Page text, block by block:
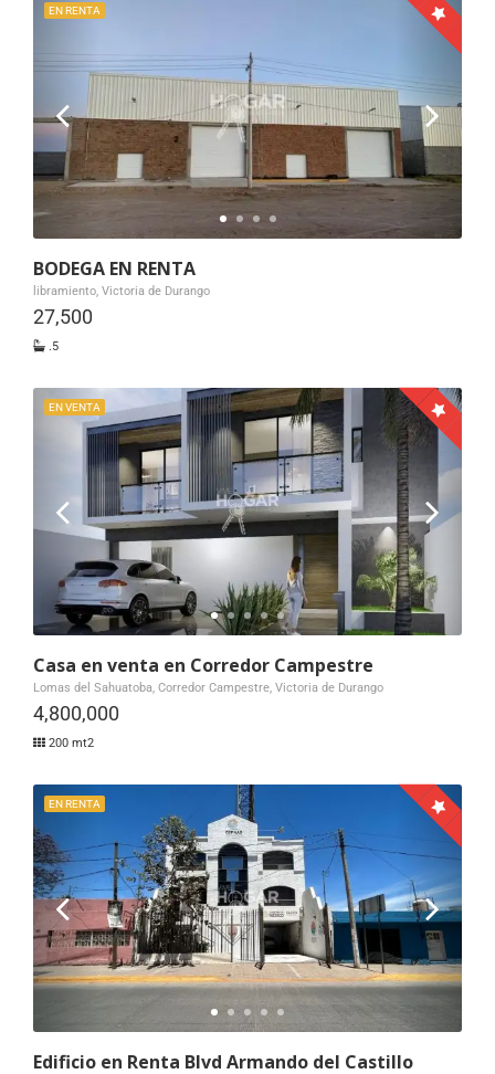
EN RENTA
BODEGA EN RENTA
libramiento, Victoria de Durango
27,500
.5
EN VENTA
Casa en venta en Corredor Campestre
Lomas del Sahuatoba, Corredor Campestre, Victoria de Durango
4,800,000
200 mt2
EN RENTA
Edificio en Renta Blvd Armando del Castillo